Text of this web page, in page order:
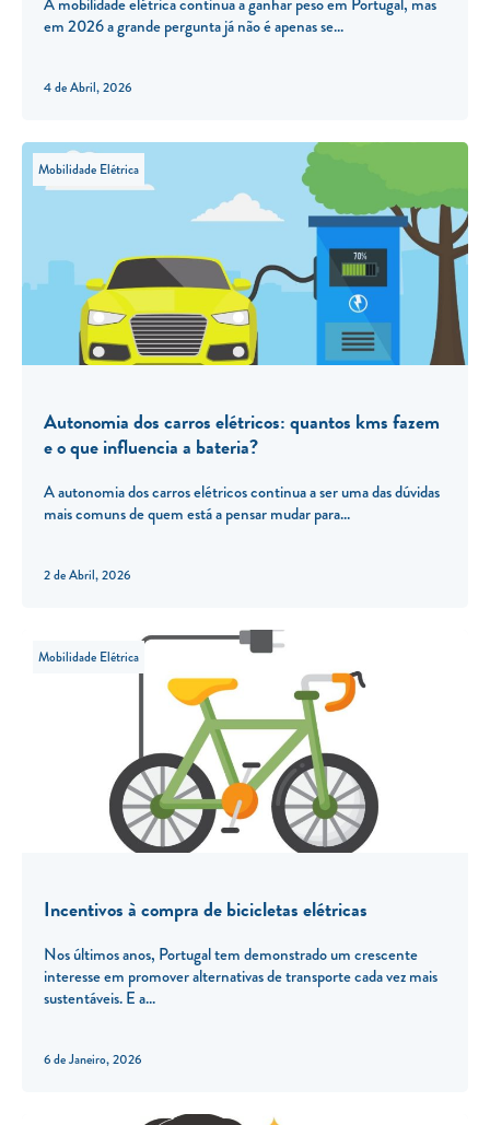
em 2026 a grande pergunta já não é apenas se
4 de Abril, 2026
Mobilidade Elétrica
Autonomia dos carros elétricos: quantos kms fazem
e o que influencia a bateria?
A autonomia dos carros elétricos continua a ser uma das dúvidas
mais comuns de quem está a pensar mudar para
2 de Abril, 2026
Mobilidade Elétrica
Incentivos à compra de bicicletas elétricas
Nos últimos anos, Portugal tem demonstrado um crescente
interesse em promover alternativas de transporte cada vez mais
sustentáveis. E a
6 de Janeiro, 2026